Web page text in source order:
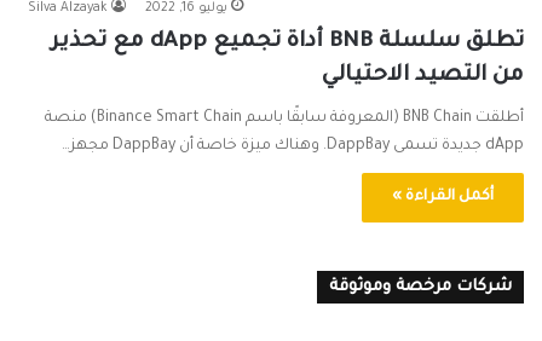
Silva Alzayak يوليو 16, 2022
تطلق سلسلة BNB أداة تجميع dApp مع تحذير
من التصيد الاحتيالي
أطلقت BNB Chain (المعروفة سابقًا باسم Binance Smart Chain) منصة
dApp جديدة تسمى DappBay. وهناك ميزة خاصة أن DappBay مجهز…
أكمل القراءة »
شركات مرخصة وموثوقة